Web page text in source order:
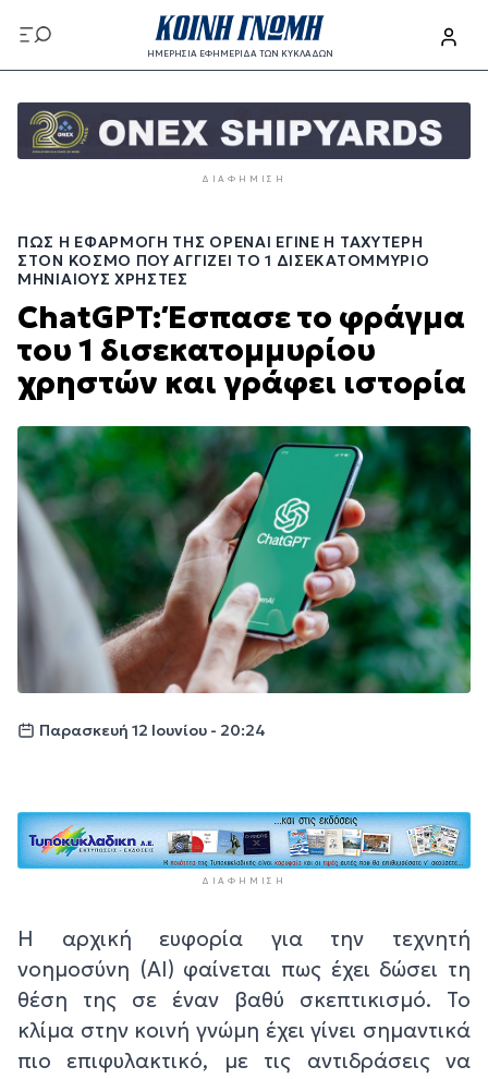
προς
το
περιεχόμενο
ΗΜΕΡΗΣΙΑ ΕΦΗΜΕΡΙΔΑ ΤΩΝ ΚΥΚΛΑΔΩΝ
προς
κυρίως
ΔΙΑΦΉΜΙΣΗ
ΠΏΣ Η ΕΦΑΡΜΟΓΉ ΤΗΣ OPENAI ΈΓΙΝΕ Η ΤΑΧΎΤΕΡΗ
ΣΤΟΝ ΚΌΣΜΟ ΠΟΥ ΑΓΓΊΖΕΙ ΤΟ 1 ΔΙΣΕΚΑΤΟΜΜΎΡΙΟ
ΜΗΝΙΑΊΟΥΣ ΧΡΉΣΤΕΣ
ChatGPT: Έσπασε το φράγμα
του 1 δισεκατομμυρίου
χρηστών και γράφει ιστορία
Παρασκευή 12 Ιουνίου - 20:24
ΔΙΑΦΉΜΙΣΗ
Η αρχική ευφορία για την τεχνητή
νοημοσύνη (AI) φαίνεται πως έχει δώσει τη
θέση της σε έναν βαθύ σκεπτικισμό. Το
κλίμα στην κοινή γνώμη έχει γίνει σημαντικά
πιο επιφυλακτικό, με τις αντιδράσεις να